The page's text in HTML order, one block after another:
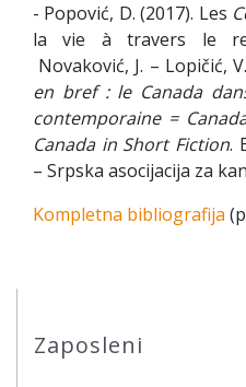
Zaposleni
- Popović, D. (2017). Les
la vie à travers le
Novaković, J. – Lopičić,
en bref : le Canada
contemporaine =
Canada in Short Fiction.
– Srpska asocijacija za
Kompletna bibliografija